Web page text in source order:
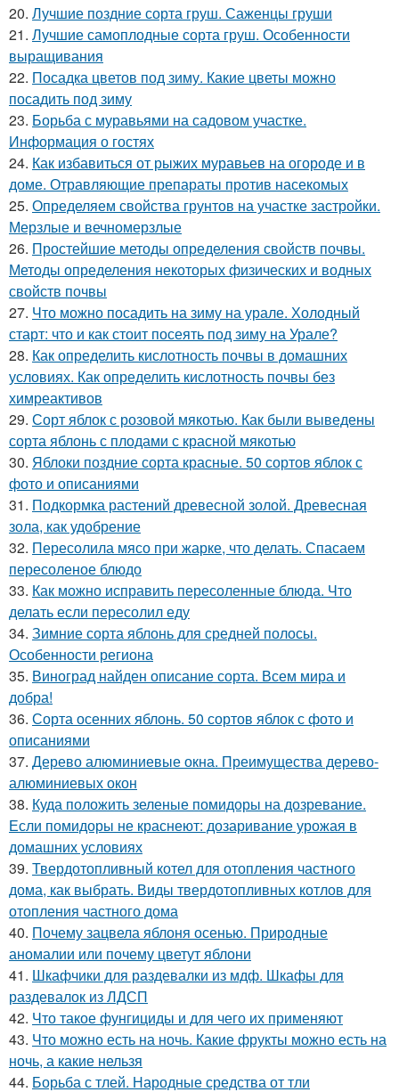
20. Лучшие поздние сорта груш. Саженцы груши
21. Лучшие самоплодные сорта груш. Особенности
выращивания
22. Посадка цветов под зиму. Какие цветы можно
посадить под зиму
23. Борьба с муравьями на садовом участке.
Информация о гостях
24. Как избавиться от рыжих муравьев на огороде и в
доме. Отравляющие препараты против насекомых
25. Определяем свойства грунтов на участке застройки.
Мерзлые и вечномерзлые
26. Простейшие методы определения свойств почвы.
Методы определения некоторых физических и водных
свойств почвы
27. Что можно посадить на зиму на урале. Холодный
старт: что и как стоит посеять под зиму на Урале?
28. Как определить кислотность почвы в домашних
условиях. Как определить кислотность почвы без
химреактивов
29. Сорт яблок с розовой мякотью. Как были выведены
сорта яблонь с плодами с красной мякотью
30. Яблоки поздние сорта красные. 50 сортов яблок с
фото и описаниями
31. Подкормка растений древесной золой. Древесная
зола, как удобрение
32. Пересолила мясо при жарке, что делать. Спасаем
пересоленое блюдо
33. Как можно исправить пересоленные блюда. Что
делать если пересолил еду
34. Зимние сорта яблонь для средней полосы.
Особенности региона
35. Виноград найден описание сорта. Всем мира и
добра!
36. Сорта осенних яблонь. 50 сортов яблок с фото и
описаниями
37. Дерево алюминиевые окна. Преимущества дерево-
алюминиевых окон
38. Куда положить зеленые помидоры на дозревание.
Если помидоры не краснеют: дозаривание урожая в
домашних условиях
39. Твердотопливный котел для отопления частного
дома, как выбрать. Виды твердотопливных котлов для
отопления частного дома
40. Почему зацвела яблоня осенью. Природные
аномалии или почему цветут яблони
41. Шкафчики для раздевалки из мдф. Шкафы для
раздевалок из ЛДСП
42. Что такое фунгициды и для чего их применяют
43. Что можно есть на ночь. Какие фрукты можно есть на
ночь, а какие нельзя
44. Борьба с тлей. Народные средства от тли